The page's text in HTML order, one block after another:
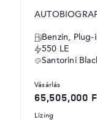
Benzin, Plug-
550 LE
Santorini
vásárlás
65,505,000
lízing